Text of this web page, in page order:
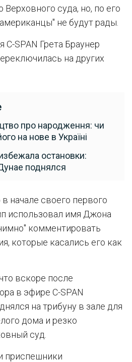
суда, но, по его
не будут рады.
SPAN Грета Браунер
на других
про народження: чи
на нове в Україні
остановки:
поднялся
в начале своего первого
использовал имя Джона
комментировать
которые касались его как
вскоре после
в эфире C-SPAN
на трибуну в зале для
дома и резко
суд.
приспешники